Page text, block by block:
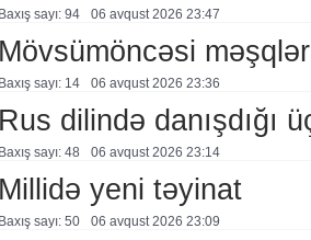
Baxış sayı: 94 06 avqust 2026 23:47
Mövsümöncəsi
Baxış sayı: 14 06 avqust 2026 23:36
Rus dilində danışdığı
Baxış sayı: 48 06 avqust 2026 23:14
Millidə yeni təyinat
Baxış sayı: 50 06 avqust 2026 23:09